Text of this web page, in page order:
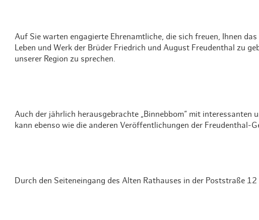
Auf Sie warten engagierte Ehrenamtliche, die sich freuen, Ihnen
Leben und Werk der Brüder Friedrich und August Freudenthal zu
unserer Region zu sprechen.
Auch der jährlich herausgebrachte „Binnebbom“ mit interessanten
kann ebenso wie die anderen Veröffentlichungen der Freudenthal-
Durch den Seiteneingang des Alten Rathauses in der Poststraße